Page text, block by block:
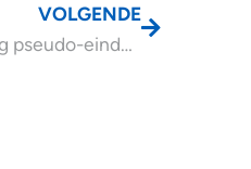
VOLGENDE
Versoepeling pseudo-eindheffing RVU verlengd tot en met 2028